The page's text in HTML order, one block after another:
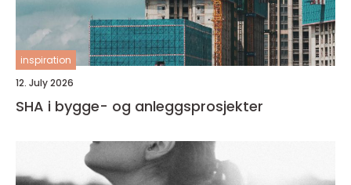
inspiration
12. July 2026
SHA i bygge- og anleggsprosjekter